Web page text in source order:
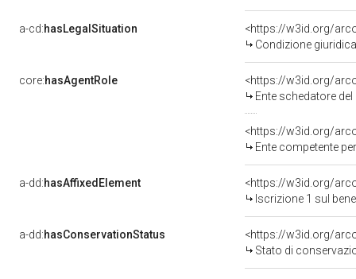
a-cd:hasLegalSituation
Condizione
core:hasAgentRole
<https://w3id.org/
Ente schedatore
<https://w3id.org/
Ente competente per tutela del
a-dd:hasAffixedElement
<https://w3id.org/
Iscrizione 1 sul
a-dd:hasConservationStatus
<https://w3id.org/
Stato di